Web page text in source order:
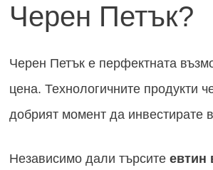
Черен Петък?
Черен Петък е перфектната
цена. Технологичните продукти
добрият момент да инвестирате
Независимо дали търсите евтин